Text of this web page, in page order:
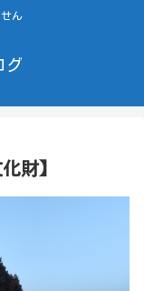
ん
グ
財】